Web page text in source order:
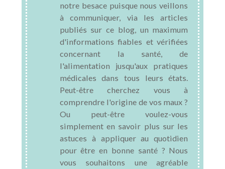
notre besace puisque nous veillons
à communiquer, via les articles
publiés sur ce blog, un maximum
d'informations fiables et vérifiées
concernant la santé, de
l'alimentation jusqu'aux pratiques
médicales dans tous leurs états.
Peut-être cherchez vous à
comprendre l'origine de vos maux ?
Ou peut-être voulez-vous
simplement en savoir plus sur les
astuces à appliquer au quotidien
pour être en bonne santé ? Nous
vous souhaitons une agréable